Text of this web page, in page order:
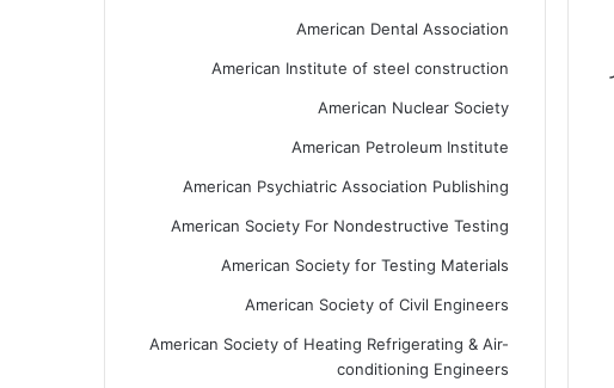
American Dental Association
American Institute of steel construction
American Nuclear Society
American Petroleum Institute
American Psychiatric Association Publishing
American Society For Nondestructive Testing
American Society for Testing Materials
American Society of Civil Engineers
American Society of Heating Refrigerating & Air-
conditioning Engineers